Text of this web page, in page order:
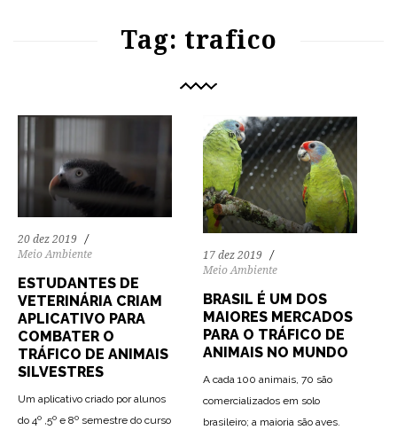
Tag: trafico
20 dez 2019
Meio Ambiente
ESTUDANTES DE
VETERINÁRIA CRIAM
APLICATIVO PARA
COMBATER O
TRÁFICO DE ANIMAIS
SILVESTRES
Um aplicativo criado por alunos
do 4º ,5º e 8º semestre do curso
17 dez 2019
Meio Ambiente
BRASIL É UM DOS
MAIORES MERCADOS
PARA O TRÁFICO DE
ANIMAIS NO MUNDO
A cada 100 animais, 70 são
comercializados em solo
brasileiro; a maioria são aves.